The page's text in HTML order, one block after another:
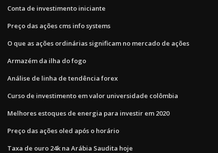
Conta de investimento iniciante
Preço das ações cms info systems
O que as ações ordinárias significam no mercado de ações
Armazém da ilha do fogo
Análise de linha de tendência forex
Curso de investimento em valor universidade colômbia
Melhores estoques de energia para investir em 2020
Preço das ações oled após o horário
Taxa de ouro 24k na Arábia Saudita hoje